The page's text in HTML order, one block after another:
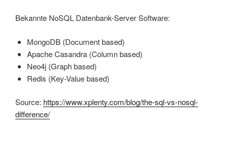
Bekannte NoSQL Datenbank-Server Software:
MongoDB (Document based)
Apache Casandra (Column based)
Neo4j (Graph based)
Redis (Key-Value based)
Source: https://www.xplenty.com/blog/the-sql-vs-nosql-
difference/